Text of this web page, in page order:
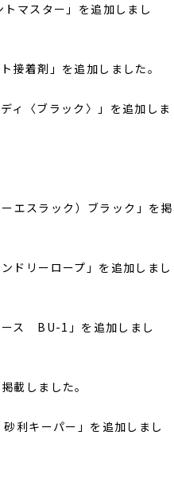
マスター」を追加しまし
着剤」を追加しました。
ィ〈ブラック〉」を追加しま
エスラック）ブラック」を掲
ドリーロープ」を追加しまし
ース BU-1」を追加しまし
載しました。
利キーパー」を追加しまし